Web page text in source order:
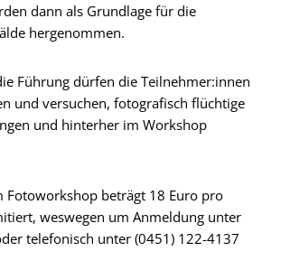
dann als Grundlage für die
hergenommen.
Führung dürfen die Teilnehmer:innen
und versuchen, fotografisch flüchtige
und hinterher im Workshop
Fotoworkshop beträgt 18 Euro pro
weswegen um Anmeldung unter
telefonisch unter (0451) 122-4137